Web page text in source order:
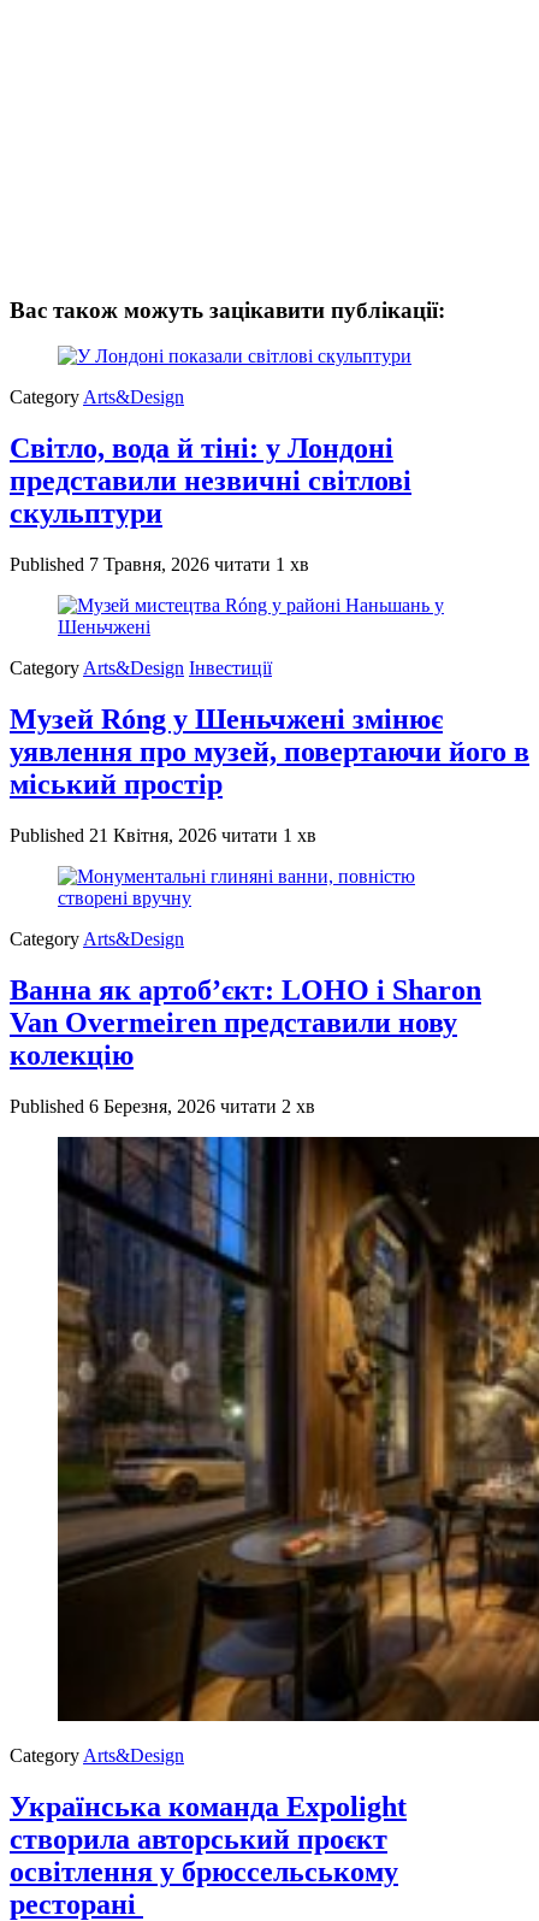
Вас також можуть зацікавити публікації:
Category Arts&Design
Світло, вода й тіні: у Лондоні
представили незвичні світлові
скульптури
Published 7 Травня, 2026 читати 1 хв
Category Arts&Design Інвестиції
Музей Róng у Шеньчжені змінює
уявлення про музей, повертаючи його в
міський простір
Published 21 Квітня, 2026 читати 1 хв
Category Arts&Design
Ванна як артоб’єкт: LOHO і Sharon
Van Overmeiren представили нову
колекцію
Published 6 Березня, 2026 читати 2 хв
Category Arts&Design
Українська команда Expolight
створила авторський проєкт
освітлення у брюссельському
ресторані